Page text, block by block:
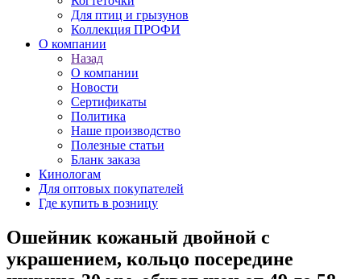
Для птиц и грызунов
Коллекция ПРОФИ
О компании
Назад
О компании
Новости
Сертификаты
Политика
Наше производство
Полезные статьи
Бланк заказа
Кинологам
Для оптовых покупателей
Где купить в розницу
Ошейник кожаный двойной с
украшением, кольцо посередине